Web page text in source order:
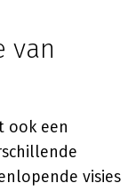
van
ook een
visies